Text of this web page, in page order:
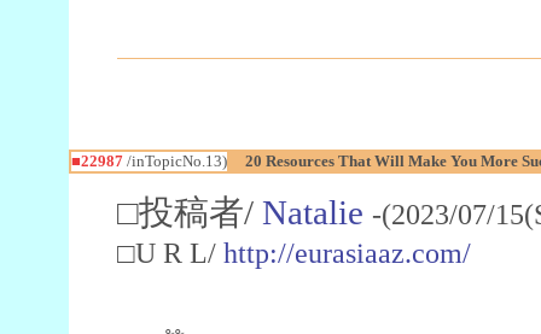
■22987/inTopicNo.13) 20 Resources That Will Make You More
□投稿者/ Natalie -(2023/07/
□U R L/ http://eurasiaaz.com/